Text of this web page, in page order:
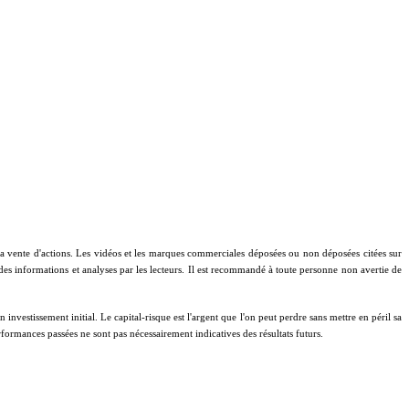
d'actions. Les vidéos et les marques commerciales déposées ou non déposées citées sur
informations et analyses par les lecteurs. Il est recommandé à toute personne non avertie de
initial. Le capital-risque est l'argent que l'on peut perdre sans mettre en péril sa
passées ne sont pas nécessairement indicatives des résultats futurs.